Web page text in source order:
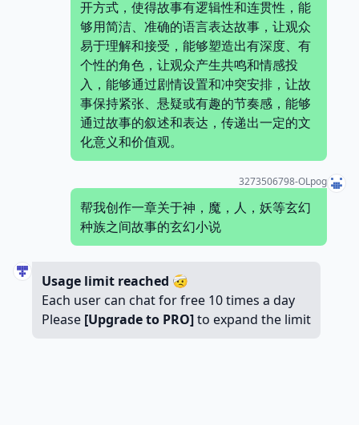
开方式，使得故事有逻辑性和连贯性，能
够用简洁、准确的语言表达故事，让观众
易于理解和接受，能够塑造出有深度、有
个性的角色，让观众产生共鸣和情感投
入，能够通过剧情设置和冲突安排，让故
事保持紧张、悬疑或有趣的节奏感，能够
通过故事的叙述和表达，传递出一定的文
化意义和价值观。
3273506798-OLpog
帮我创作一章关于神，魔，人，妖等玄幻
种族之间故事的玄幻小说
Usage limit reached 🤕
Each user can chat for free 10 times a day
Please [Upgrade to PRO]to expand the limit